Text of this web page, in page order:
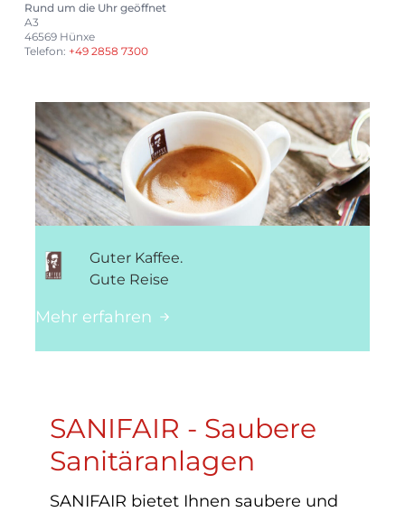
Rund um die Uhr geöffnet
A3
46569 Hünxe
Telefon: +49 2858 7300
Guter Kaffee.
Gute Reise
Mehr erfahren
SANIFAIR - Saubere
Sanitäranlagen
SANIFAIR bietet Ihnen saubere und